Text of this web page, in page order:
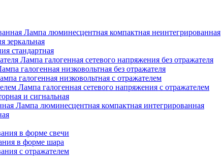
Лампа люминесцентная компактная неинтегрированная
зеркальная
стандартная
Лампа галогенная сетевого напряжения без отражателя
галогенная низковольтная без отражателя
галогенная низковольтная с отражателем
Лампа галогенная сетевого напряжения с отражателем
и сигнальная
Лампа люминесцентная компактная интегрированная
в форме свечи
в форме шара
с отражателем